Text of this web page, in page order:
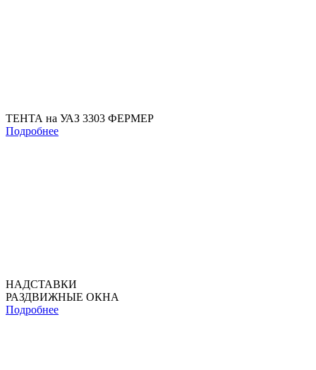
ТЕНТА на УАЗ 3303 ФЕРМЕР
Подробнее
НАДСТАВКИ
РАЗДВИЖНЫЕ ОКНА
Подробнее